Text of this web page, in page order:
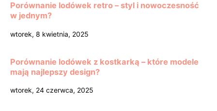
Porównanie lodówek retro – styl i nowoczesność
w jednym?
wtorek, 8 kwietnia, 2025
Porównanie lodówek z kostkarką – które modele
mają najlepszy design?
wtorek, 24 czerwca, 2025